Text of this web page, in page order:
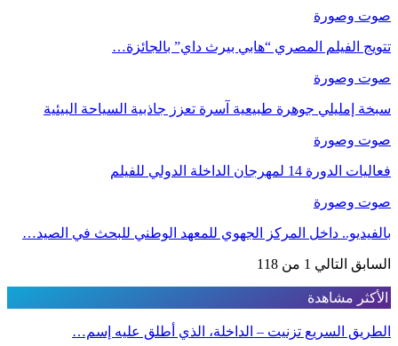
صوت وصورة
تتويج الفيلم المصري “هابي بيرث داي” بالجائزة…
صوت وصورة
سبخة إمليلي جوهرة طبيعية آسرة تعزز جاذبية السياحة البيئية
صوت وصورة
فعاليات الدورة 14 لمهرجان الداخلة الدولي للفيلم
صوت وصورة
بالفيديو.. داخل المركز الجهوي للمعهد الوطني للبحث في الصيد…
السابق التالي 1 من 118
الأكثر مشاهدة
الطريق السريع تزنيت – الداخلة، الذي أطلق عليه إسم…